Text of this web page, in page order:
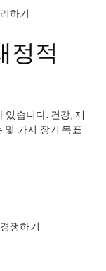
하기
정적
있습니다. 건강, 재
몇 가지 장기 목표
쟁하기